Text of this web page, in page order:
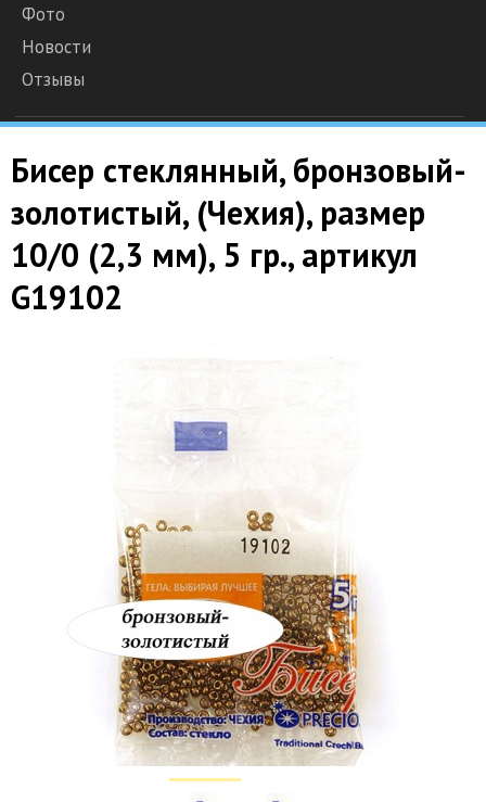
Фото
Новости
Отзывы
Бисер стеклянный, бронзовый-
золотистый, (Чехия), размер
10/0 (2,3 мм), 5 гр., артикул
G19102